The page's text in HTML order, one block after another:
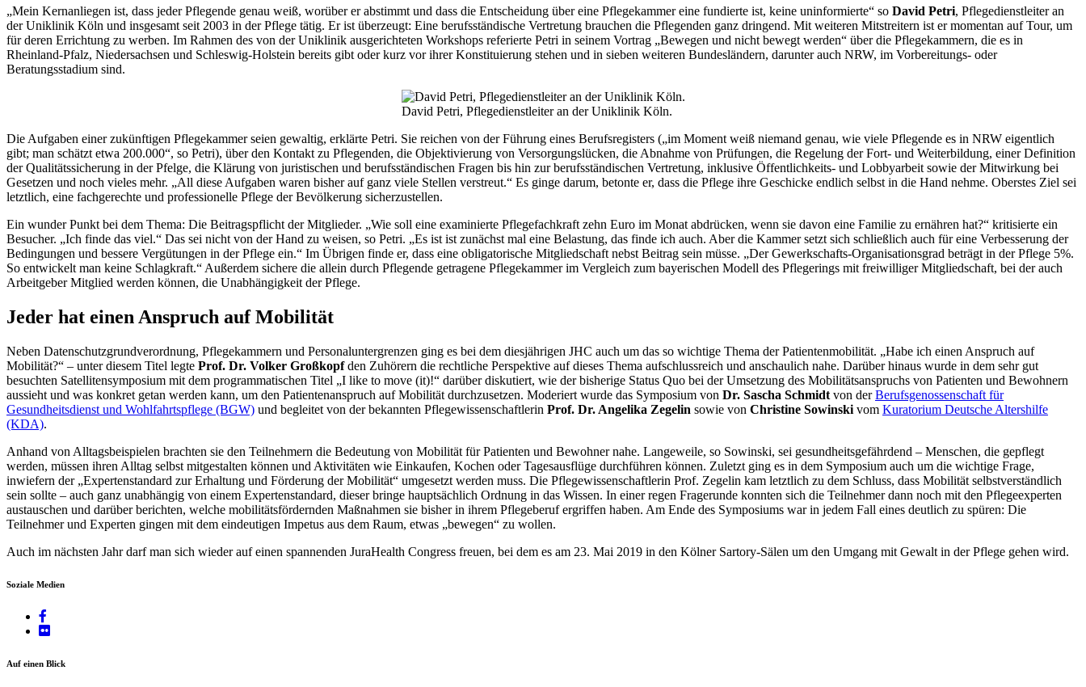
„Mein Kernanliegen ist, dass jeder Pflegende genau weiß, worüber er abstimmt und dass die Entscheidung über eine Pflegekammer eine fundierte ist, keine uninformierte“ so David Petri, Pflegedienstleiter an
der Uniklinik Köln und insgesamt seit 2003 in der Pflege tätig. Er ist überzeugt: Eine berufsständische Vertretung brauchen die Pflegenden ganz dringend. Mit weiteren Mitstreitern ist er momentan auf Tour, um
für deren Errichtung zu werben. Im Rahmen des von der Uniklinik ausgerichteten Workshops referierte Petri in seinem Vortrag „Bewegen und nicht bewegt werden“ über die Pflegekammern, die es in
Rheinland-Pfalz, Niedersachsen und Schleswig-Holstein bereits gibt oder kurz vor ihrer Konstituierung stehen und in sieben weiteren Bundesländern, darunter auch NRW, im Vorbereitungs- oder
Beratungsstadium sind.
David Petri, Pflegedienstleiter an der Uniklinik Köln.
Die Aufgaben einer zukünftigen Pflegekammer seien gewaltig, erklärte Petri. Sie reichen von der Führung eines Berufsregisters („im Moment weiß niemand genau, wie viele Pflegende es in NRW eigentlich
gibt; man schätzt etwa 200.000“, so Petri), über den Kontakt zu Pflegenden, die Objektivierung von Versorgungslücken, die Abnahme von Prüfungen, die Regelung der Fort- und Weiterbildung, einer Definition
der Qualitätssicherung in der Pfelge, die Klärung von juristischen und berufsständischen Fragen bis hin zur berufsständischen Vertretung, inklusive Öffentlichkeits- und Lobbyarbeit sowie der Mitwirkung bei
Gesetzen und noch vieles mehr. „All diese Aufgaben waren bisher auf ganz viele Stellen verstreut.“ Es ginge darum, betonte er, dass die Pflege ihre Geschicke endlich selbst in die Hand nehme. Oberstes Ziel sei
letztlich, eine fachgerechte und professionelle Pflege der Bevölkerung sicherzustellen.
Ein wunder Punkt bei dem Thema: Die Beitragspflicht der Mitglieder. „Wie soll eine examinierte Pflegefachkraft zehn Euro im Monat abdrücken, wenn sie davon eine Familie zu ernähren hat?“ kritisierte ein
Besucher. „Ich finde das viel.“ Das sei nicht von der Hand zu weisen, so Petri. „Es ist ist zunächst mal eine Belastung, das finde ich auch. Aber die Kammer setzt sich schließlich auch für eine Verbesserung der
Bedingungen und bessere Vergütungen in der Pflege ein.“ Im Übrigen finde er, dass eine obligatorische Mitgliedschaft nebst Beitrag sein müsse. „Der Gewerkschafts-Organisationsgrad beträgt in der Pflege 5%.
So entwickelt man keine Schlagkraft.“ Außerdem sichere die allein durch Pflegende getragene Pflegekammer im Vergleich zum bayerischen Modell des Pflegerings mit freiwilliger Mitgliedschaft, bei der auch
Arbeitgeber Mitglied werden können, die Unabhängigkeit der Pflege.
Jeder hat einen Anspruch auf Mobilität
Neben Datenschutzgrundverordnung, Pflegekammern und Personaluntergrenzen ging es bei dem diesjährigen JHC auch um das so wichtige Thema der Patientenmobilität. „Habe ich einen Anspruch auf
Mobilität?“ – unter diesem Titel legte Prof. Dr. Volker Großkopfden Zuhörern die rechtliche Perspektive auf dieses Thema aufschlussreich und anschaulich nahe. Darüber hinaus wurde in dem sehr gut
besuchten Satellitensymposium mit dem programmatischen Titel „I like to move (it)!“ darüber diskutiert, wie der bisherige Status Quo bei der Umsetzung des Mobilitätsanspruchs von Patienten und Bewohnern
aussieht und was konkret getan werden kann, um den Patientenanspruch auf Mobilität durchzusetzen. Moderiert wurde das Symposium von Dr. Sascha Schmidt von derBerufsgenossenschaft für
Gesundheitsdienst und Wohlfahrtspflege (BGW) und begleitet von der bekannten Pflegewissenschaftlerin Prof. Dr. Angelika Zegelin sowie von Christine Sowinski vom Kuratorium Deutsche Altershilfe
(KDA).
Anhand von Alltagsbeispielen brachten sie den Teilnehmern die Bedeutung von Mobilität für Patienten und Bewohner nahe. Langeweile, so Sowinski, sei gesundheitsgefährdend – Menschen, die gepflegt
werden, müssen ihren Alltag selbst mitgestalten können und Aktivitäten wie Einkaufen, Kochen oder Tagesausflüge durchführen können. Zuletzt ging es in dem Symposium auch um die wichtige Frage,
inwiefern der „Expertenstandard zur Erhaltung und Förderung der Mobilität“ umgesetzt werden muss. Die Pflegewissenschaftlerin Prof. Zegelin kam letztlich zu dem Schluss, dass Mobilität selbstverständlich
sein sollte – auch ganz unabhängig von einem Expertenstandard, dieser bringe hauptsächlich Ordnung in das Wissen. In einer regen Fragerunde konnten sich die Teilnehmer dann noch mit den Pflegeexperten
austauschen und darüber berichten, welche mobilitätsfördernden Maßnahmen sie bisher in ihrem Pflegeberuf ergriffen haben. Am Ende des Symposiums war in jedem Fall eines deutlich zu spüren: Die
Teilnehmer und Experten gingen mit dem eindeutigen Impetus aus dem Raum, etwas „bewegen“ zu wollen.
Auch im nächsten Jahr darf man sich wieder auf einen spannenden JuraHealth Congress freuen, bei dem es am 23. Mai 2019 in den Kölner Sartory-Sälen um den Umgang mit Gewalt in der Pflege gehen wird.
Soziale Medien
Auf einen Blick